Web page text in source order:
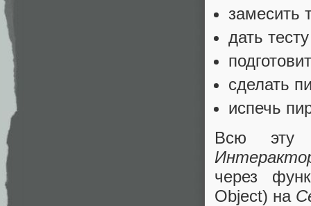
замесить
дать
сделать
испечь
Всю эту
через
Object) на